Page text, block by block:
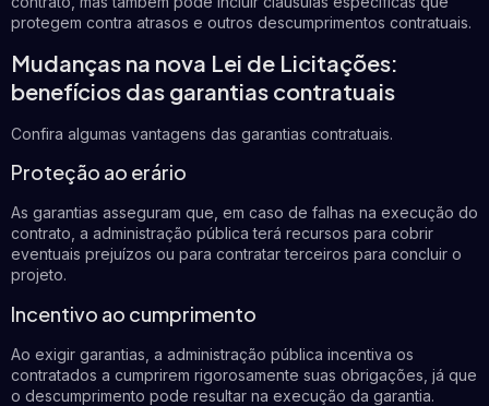
protegem contra atrasos e outros descumprimentos contratuais.
Mudanças na nova Lei de Licitações:
benefícios das garantias contratuais
Confira algumas vantagens das garantias contratuais.
Proteção ao erário
As garantias asseguram que, em caso de falhas na execução do
contrato, a administração pública terá recursos para cobrir
eventuais prejuízos ou para contratar terceiros para concluir o
projeto.
Incentivo ao cumprimento
Ao exigir garantias, a administração pública incentiva os
contratados a cumprirem rigorosamente suas obrigações, já que
o descumprimento pode resultar na execução da garantia.